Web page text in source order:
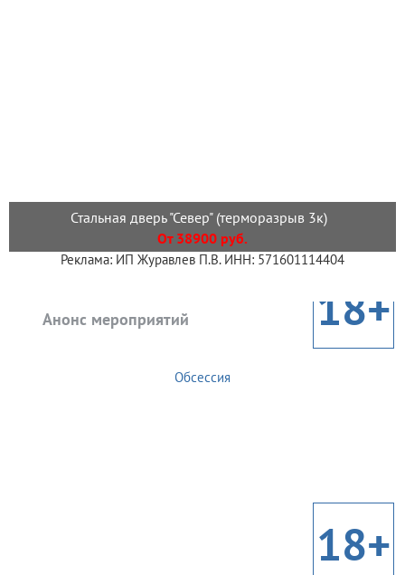
Стальная дверь "Север" (терморазрыв 3к)
От 38900 руб.
Реклама: ИП Журавлев П.В. ИНН: 571601114404
Анонс мероприятий 18+
Обсессия
18+